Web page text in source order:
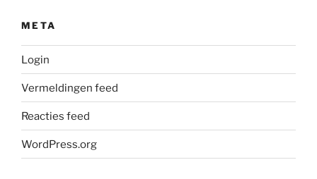
META
Login
Vermeldingen feed
Reacties feed
WordPress.org